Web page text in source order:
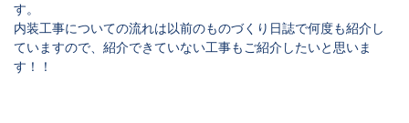
す。
内装工事についての流れは以前のものづくり日誌で何度も紹介し
ていますので、紹介できていない工事もご紹介したいと思いま
す！！